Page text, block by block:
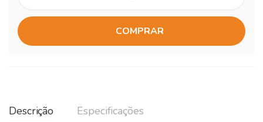
COMPRAR
Descrição Especificações